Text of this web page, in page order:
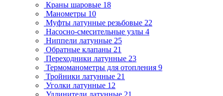
Краны шаровые 18
Манометры 10
Муфты латунные резьбовые 22
Насосно-смесительные узлы 4
Ниппели латунные 25
Обратные клапаны 21
Переходники латунные 23
Термоманометры для отопления 9
Тройники латунные 21
Уголки латунные 12
Удлинители латунные 21